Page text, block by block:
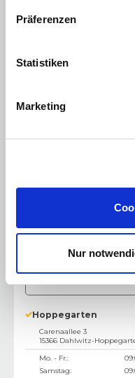
Präferenzen
Statistiken
Marketing
Nur
Samstag:
Hoppegarten
Carenaallee 3
15366 Dahlwitz-
Mo. - Fr.:
Samstag: